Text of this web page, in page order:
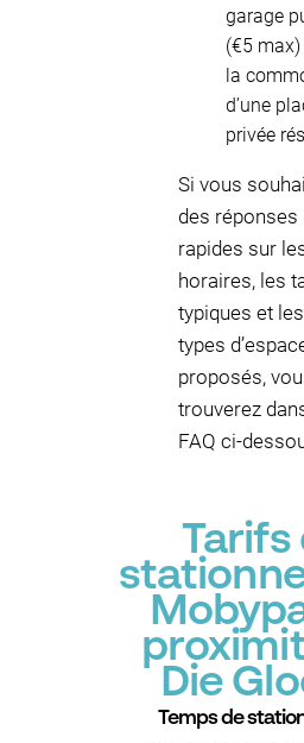
garage
(€5
la
d’une
privée
Si vous
des réponses
rapides sur
horaires, les
typiques et les
types
proposés,
trouverez
FAQ ci-
Tarifs
Die
Temps de